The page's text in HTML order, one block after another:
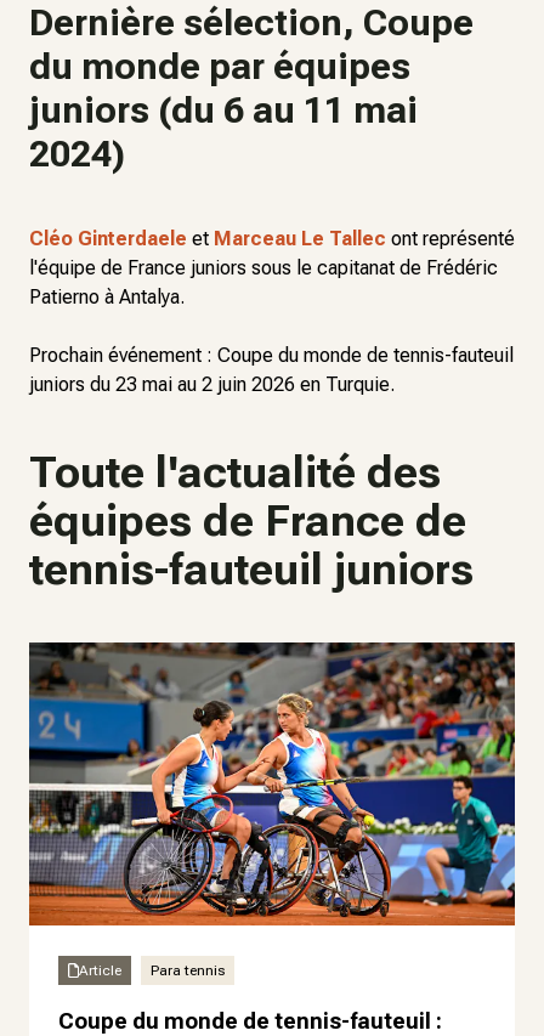
Dernière sélection, Coupe
du monde par équipes
juniors (du 6 au 11 mai
2024)
Cléo Ginterdaele et Marceau Le Tallec ont représenté
l'équipe de France juniors sous le capitanat de Frédéric
Patierno à Antalya.
Prochain événement : Coupe du monde de tennis-fauteuil
juniors du 23 mai au 2 juin 2026 en Turquie.
Toute l'actualité des
équipes de France de
tennis-fauteuil juniors
Article Para tennis
Coupe du monde de tennis-fauteuil :